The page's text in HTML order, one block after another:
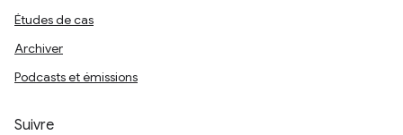
Études de cas
Archiver
Podcasts et émissions
Suivre